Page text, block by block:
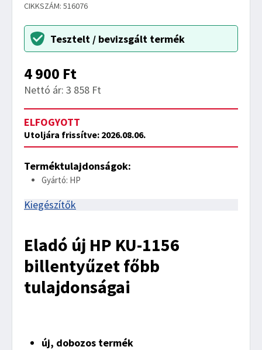
CIKKSZÁM: 516076
Tesztelt / bevizsgált termék
4 900 Ft
Nettó ár: 3 858 Ft
ELFOGYOTT
Utoljára frissítve: 2026.08.06.
Terméktulajdonságok:
Gyártó: HP
Kiegészítők
Eladó új HP KU-1156
billentyűzet főbb
tulajdonságai
új, dobozos termék